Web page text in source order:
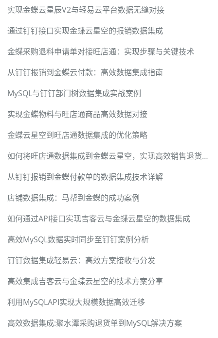
实现金蝶云星辰V2与轻易云平台数据无缝对接
通过钉钉接口实现金蝶云星空的报销数据集成
金蝶采购退料申请单对接旺店通：实现步骤与关键技术
从钉钉报销到金蝶云付款：高效数据集成指南
MySQL与钉钉部门树数据集成实战案例
实现金蝶物料与旺店通商品高效数据对接
金蝶云星空到旺店通数据集成的优化策略
如何将旺店通数据集成到金蝶云星空，实现高效销售退货数据管理
从钉钉报销到金蝶付款单的数据集成技术详解
店铺数据集成：马帮到金蝶的成功案例
如何通过API接口实现吉客云与金蝶云星空的数据集成
高效MySQL数据实时同步至钉钉案例分析
钉钉数据集成轻易云：高效方案接收与分发
高效集成吉客云与金蝶云星空的技术方案分享
利用MySQLAPI实现大规模数据高效迁移
高效数据集成:聚水潭采购退货单到MySQL解决方案